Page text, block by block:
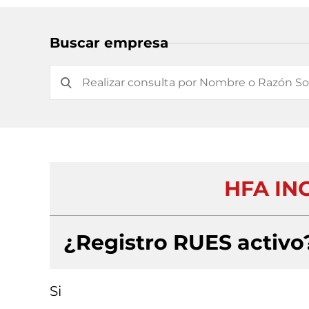
Buscar empresa
HFA
¿Registro RUES
Si